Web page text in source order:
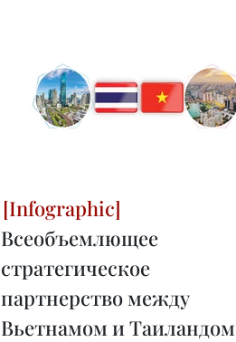
Всеобъемлющее
стратегическое
партнерство между
Вьетнамом и Таиландом